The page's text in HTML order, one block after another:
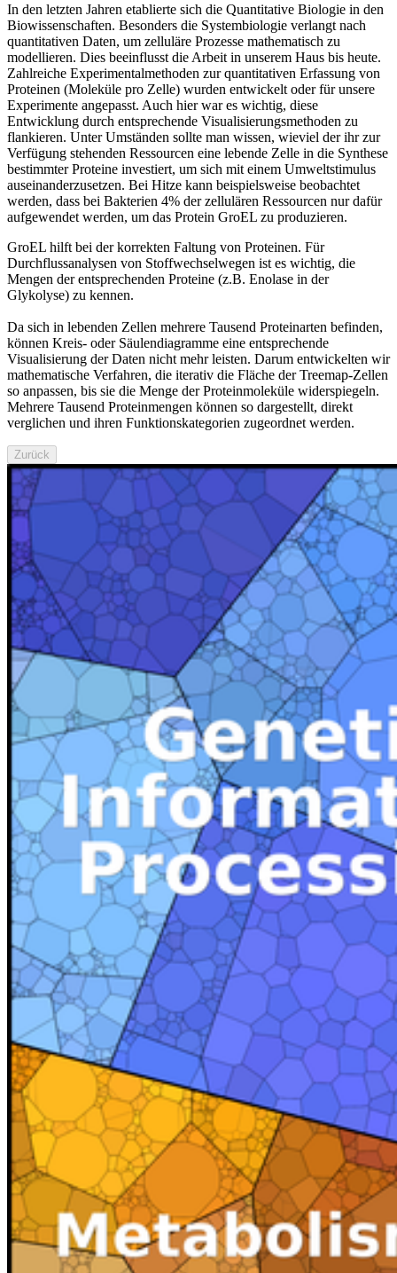
In den letzten Jahren etablierte sich die Quantitative Biologie in den
Biowissenschaften. Besonders die Systembiologie verlangt nach
quantitativen Daten, um zelluläre Prozesse mathematisch zu
modellieren. Dies beeinflusst die Arbeit in unserem Haus bis heute.
Zahlreiche Experimentalmethoden zur quantitativen Erfassung von
Proteinen (Moleküle pro Zelle) wurden entwickelt oder für unsere
Experimente angepasst. Auch hier war es wichtig, diese
Entwicklung durch entsprechende Visualisierungsmethoden zu
flankieren. Unter Umständen sollte man wissen, wieviel der ihr zur
Verfügung stehenden Ressourcen eine lebende Zelle in die Synthese
bestimmter Proteine investiert, um sich mit einem Umweltstimulus
auseinanderzusetzen. Bei Hitze kann beispielsweise beobachtet
werden, dass bei Bakterien 4% der zellulären Ressourcen nur dafür
aufgewendet werden, um das Protein GroEL zu produzieren.
GroEL hilft bei der korrekten Faltung von Proteinen. Für
Durchflussanalysen von Stoffwechselwegen ist es wichtig, die
Mengen der entsprechenden Proteine (z.B. Enolase in der
Glykolyse) zu kennen.
Da sich in lebenden Zellen mehrere Tausend Proteinarten befinden,
können Kreis- oder Säulendiagramme eine entsprechende
Visualisierung der Daten nicht mehr leisten. Darum entwickelten wir
mathematische Verfahren, die iterativ die Fläche der Treemap-Zellen
so anpassen, bis sie die Menge der Proteinmoleküle widerspiegeln.
Mehrere Tausend Proteinmengen können so dargestellt, direkt
verglichen und ihren Funktionskategorien zugeordnet werden.
Zurück